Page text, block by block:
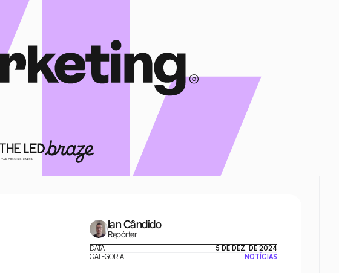
Ian Cândido
Repórter
DATA
5 DE DEZ. DE 2024
CATEGORIA
NOTÍCIAS